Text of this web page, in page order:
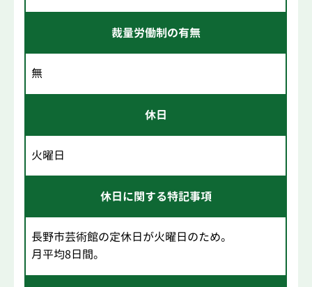
裁量労働制の有無
無
休日
火曜日
休日に関する特記事項
長野市芸術館の定休日が火曜日のため。
月平均8日間。